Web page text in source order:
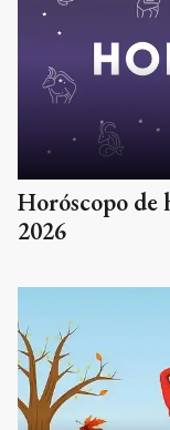
Horóscopo de
2026